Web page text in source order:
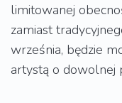
limitowanej
zamiast
września, będzie
artystą o dowolnej